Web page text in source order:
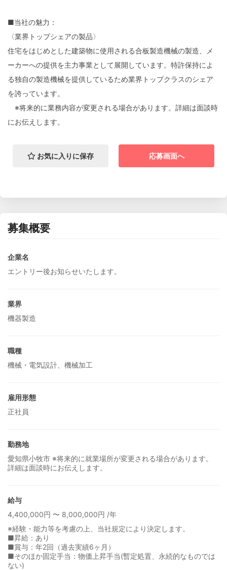
■当社の魅力：
〈業界トップシェアの製品〉
住宅をはじめとした建築物に使用される合板製造機械の製造、メ
ーカーへの提供を主力事業として展開しています。特許保持によ
る独自の製造機械を提供しているため業界トップクラスのシェア
を誇っています。
※将来的に業務内容が変更される場合があります。詳細は面談時
にお伝えします。
お気に入りに保存 応募画面へ
募集概要
企業名
エントリー後お知らせいたします。
業界
機器製造
職種
機械・電気設計、機械加工
雇用形態
正社員
勤務地
愛知県小牧市 ※将来的に就業場所が変更される場合があります。
詳細は面談時にお伝えします。
給与
4,400,000円 〜 8,000,000円 /年
※経験・能力等を考慮の上、当社規定により決定します。
■昇給：あり
■賞与：年2回（過去実績6ヶ月）
■そのほか固定手当：物価上昇手当(暫定処置、永続的なものでは
ない)